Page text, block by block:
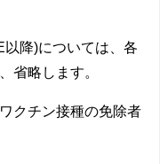
降)については、各
省略します。
クチン接種の免除者